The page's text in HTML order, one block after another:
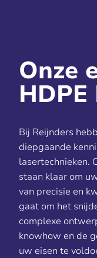
Onze
Bij Reijnders
diepgaande
lasertechnieken.
staan klaar om
van precisie en
gaat om het
complexe
knowhow en de
uw eisen te